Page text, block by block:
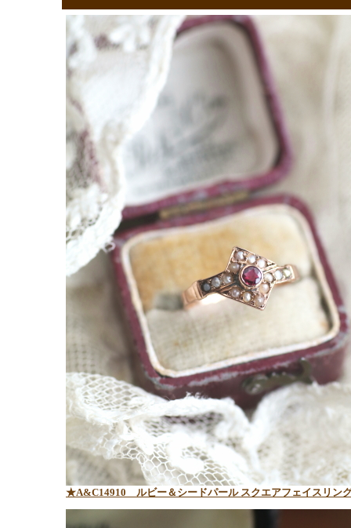
★A&C14910 ルビー＆シードパール スクエアフェイスリン